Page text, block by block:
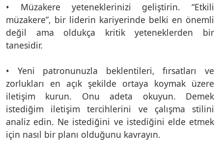
• Müzakere yeteneklerinizi geliştirin. “Etkili
müzakere”, bir liderin kariyerinde belki en önemli
değil ama oldukça kritik yeteneklerden bir
tanesidir.
• Yeni patronunuzla beklentileri, fırsatları ve
zorlukları en açık şekilde ortaya koymak üzere
iletişim kurun. Onu adeta okuyun. Demek
istediğim iletişim tercihlerini ve çalışma stilini
analiz edin. Ne istediğini ve istediğini elde etmek
için nasıl bir planı olduğunu kavrayın.